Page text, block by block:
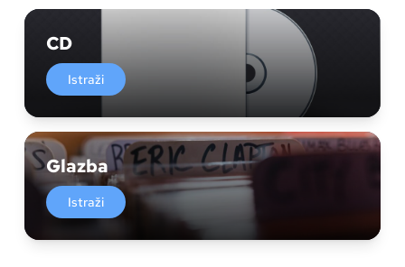
CD
Istraži
Glazba
Istraži